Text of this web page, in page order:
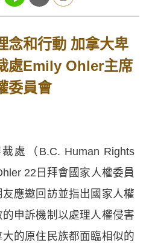
念和行動 加拿大卑
處Emily Ohler主席
委員會
處（B.C. Human Rights
22日拜會國家人權委員
應邀回訪並指出國家人權
申訴機制以處理人權侵害
的原住民族都面臨相似的